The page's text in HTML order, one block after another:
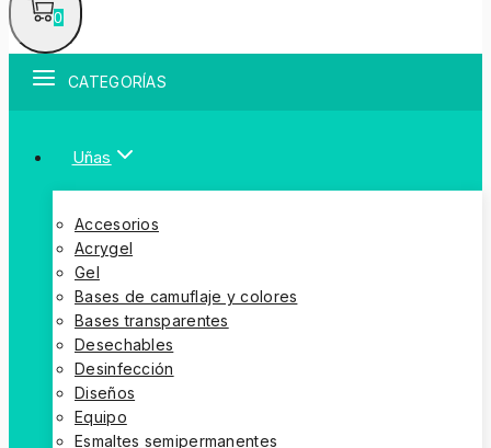
0
CATEGORÍAS
Uñas
Accesorios
Acrygel
Gel
Bases de camuflaje y colores
Bases transparentes
Desechables
Desinfección
Diseños
Equipo
Esmaltes semipermanentes